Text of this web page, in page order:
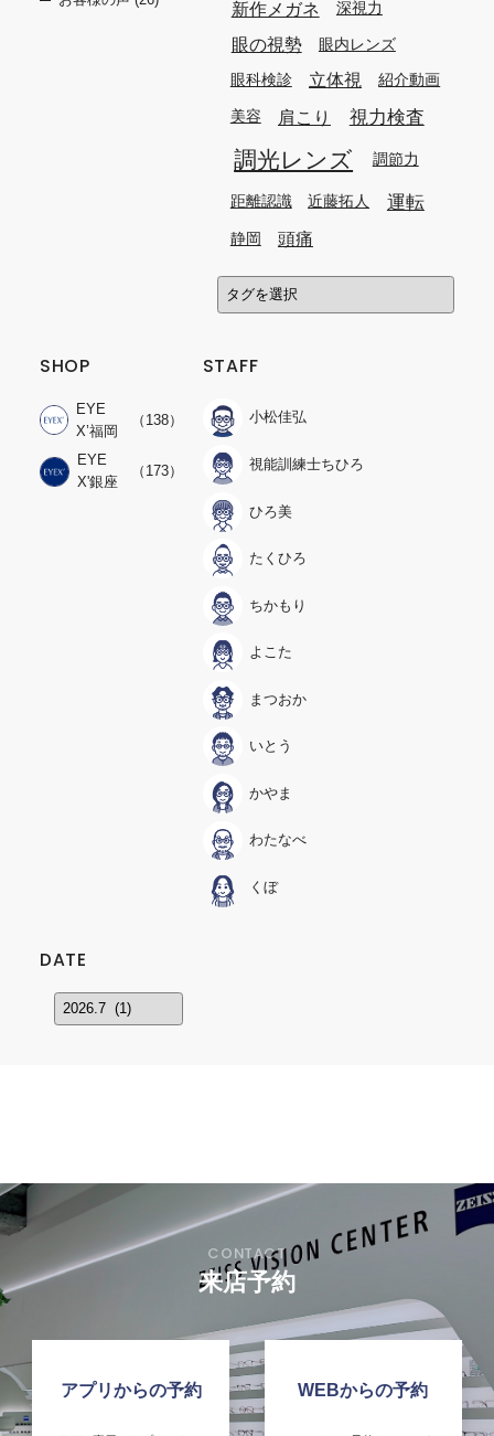
新作メガネ 深視力
眼の視勢 眼内レンズ
眼科検診 立体視 紹介動画
美容 肩こり 視力検査
調光レンズ 調節力
距離認識 近藤拓人 運転
静岡 頭痛
SHOP
EYE
X’福岡
（138）
EYE
X'銀座
（173）
STAFF
小松佳弘
視能訓練士ちひろ
ひろ美
たくひろ
ちかもり
よこた
まつおか
いとう
かやま
わたなべ
くぼ
DATE
来店予約
アプリからの予約 WEBからの予約